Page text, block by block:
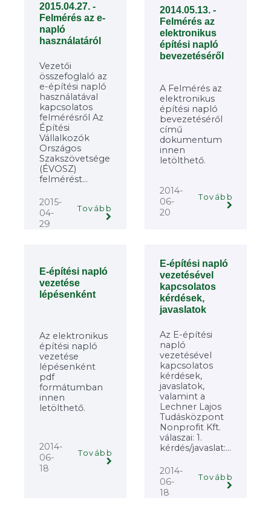
2015.04.27. -
Felmérés az e-
napló
használatáról
Vezetői
összefoglaló az
e-építési napló
használatával
kapcsolatos
felmérésről Az
Építési
Vállalkozók
Országos
Szakszövetsége
(ÉVOSZ)
felmérést...
2015-
04-
29
Tovább
2014.05.13. -
Felmérés az
elektronikus
építési napló
bevezetéséről
A Felmérés az
elektronikus
építési napló
bevezetéséről
című
dokumentum
innen
letölthető.
2014-
06-
20
Tovább
E-építési napló
vezetése
lépésenként
Az elektronikus
építési napló
vezetése
lépésenként
pdf
formátumban
innen
letölthető.
2014-
06-
18
Tovább
E-építési napló
vezetésével
kapcsolatos
kérdések,
javaslatok
Az E-építési
napló
vezetésével
kapcsolatos
kérdések,
javaslatok,
valamint a
Lechner Lajos
Tudásközpont
Nonprofit Kft.
válaszai: 1.
kérdés/javaslat:...
2014-
06-
18
Tovább